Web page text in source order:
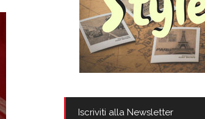
Iscriviti alla Newsletter